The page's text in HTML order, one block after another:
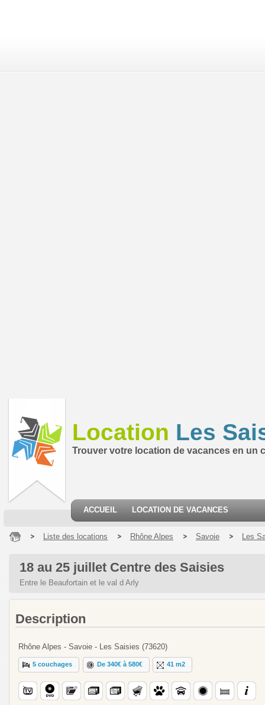
Location Les
Trouver votre location de vacances en un
ACCUEIL LOCATION DE VACANCES
Liste des locations Rhône Alpes Savoie Les
18 au 25 juillet Centre des Saisies
Entre le Beaufortain et le val d Arly
Description
Rhône Alpes - Savoie - Les Saisies (73620)
5 couchages De 340€ à 580€ 41 m2